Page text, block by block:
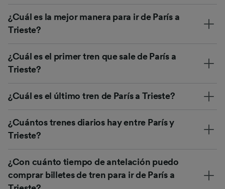
¿Cuál es la mejor manera para ir de París a
Trieste?
¿Cuál es el primer tren que sale de París a
Trieste?
¿Cuál es el último tren de París a Trieste?
¿Cuántos trenes diarios hay entre París y
Trieste?
¿Con cuánto tiempo de antelación puedo
comprar billetes de tren para ir de París a